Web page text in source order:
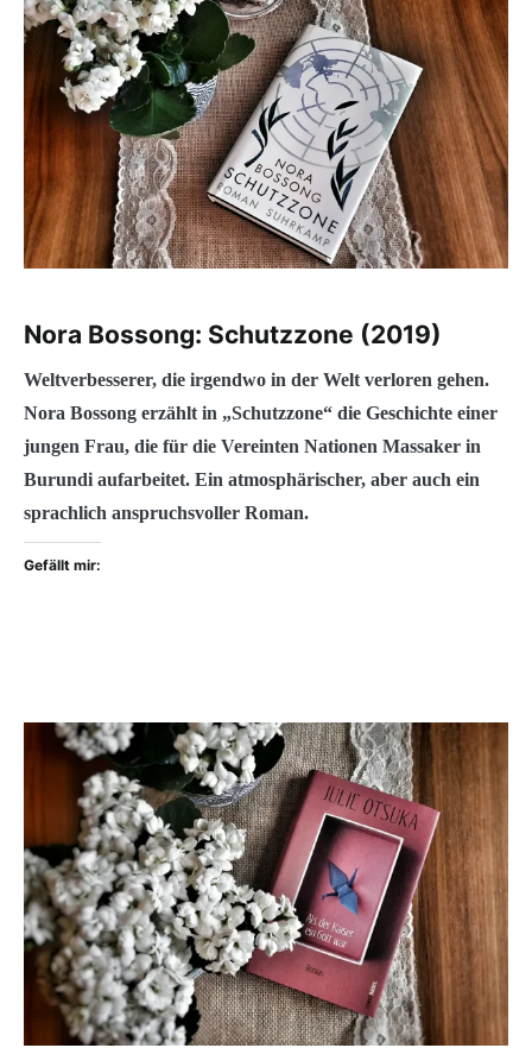
Nora Bossong: Schutzzone (2019)
Weltverbesserer, die irgendwo in der Welt verloren gehen.
Nora Bossong erzählt in „Schutzzone“ die Geschichte einer
jungen Frau, die für die Vereinten Nationen Massaker in
Burundi aufarbeitet. Ein atmosphärischer, aber auch ein
sprachlich anspruchsvoller Roman.
Gefällt mir: